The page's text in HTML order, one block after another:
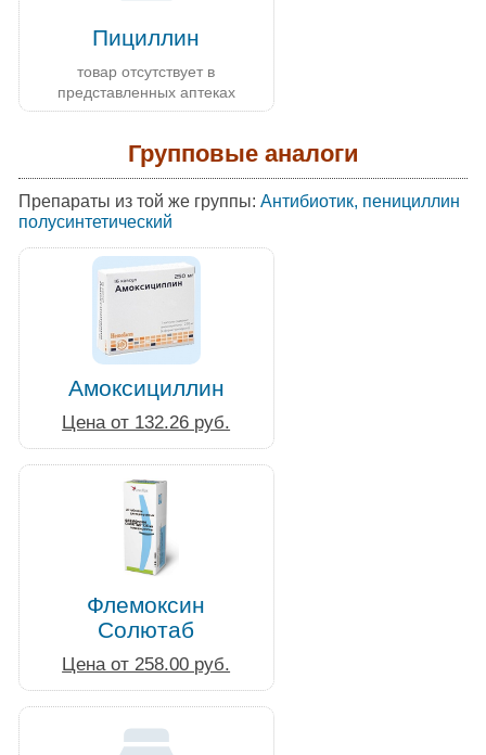
Пициллин
товар отсутствует в
представленных аптеках
Групповые аналоги
Препараты из той же группы: Антибиотик, пенициллин
полусинтетический
Амоксициллин
Цена от 132.26 руб.
Флемоксин
Солютаб
Цена от 258.00 руб.